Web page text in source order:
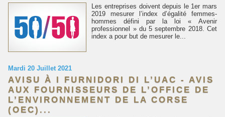
Les entreprises doivent depuis le 1er mars
2019 mesurer l’index d’égalité femmes-
hommes défini par la loi « Avenir
professionnel » du 5 septembre 2018. Cet
index a pour but de mesurer le...
Mardi 20 Juillet 2021
AVISU À I FURNIDORI DI L’UAC - AVIS
AUX FOURNISSEURS DE L’OFFICE DE
L’ENVIRONNEMENT DE LA CORSE
(OEC)...